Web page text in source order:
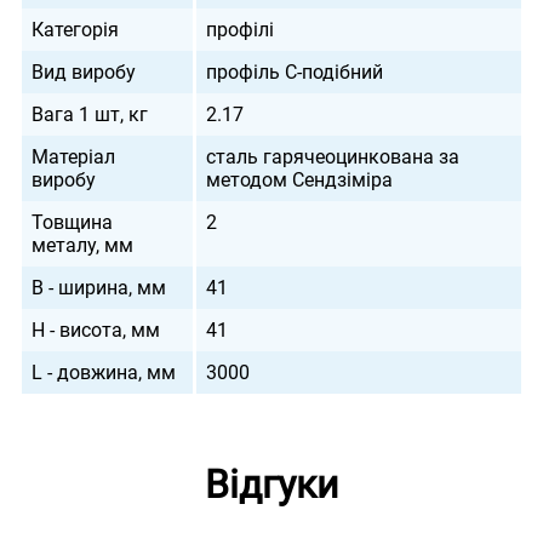
Категорія
профілі
Вид виробу
профіль C-подібний
Вага 1 шт, кг
2.17
Матеріал
виробу
сталь гарячеоцинкована за
методом Сендзіміра
Товщина
металу, мм
2
B - ширина, мм
41
H - висота, мм
41
L - довжина, мм
3000
Відгуки